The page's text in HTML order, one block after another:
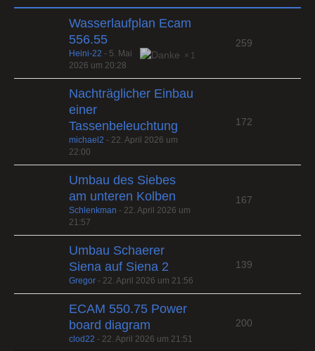
Wasserlaufplan Ecam
556.55
1
Heini-22 - 5. Mai
2026 um 20:28
259
Nachträglicher Einbau
einer
Tassenbeleuchtung
michael2 - 22. April 2026 um
22:00
172
Umbau des Siebes
am unteren Kolben
Schlenkman - 22. April 2026 um
21:57
167
Umbau Schaerer
Siena auf Siena 2
Gregor - 22. April 2026 um 21:56
139
ECAM 550.75 Power
board diagram
clod22 - 22. April 2026 um 21:51
200